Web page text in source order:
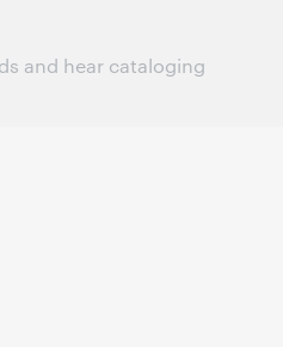
and hear cataloging